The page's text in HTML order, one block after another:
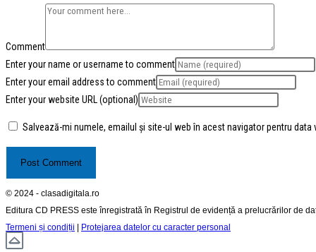
Comment
Enter your name or username to comment
Enter your email address to comment
Enter your website URL (optional)
Salvează-mi numele, emailul și site-ul web în acest navigator pentru
© 2024 - clasadigitala.ro
Editura CD PRESS este înregistrată în Registrul de evidență a prelucrărilor de
Termeni și condiții | Protejarea datelor cu caracter personal